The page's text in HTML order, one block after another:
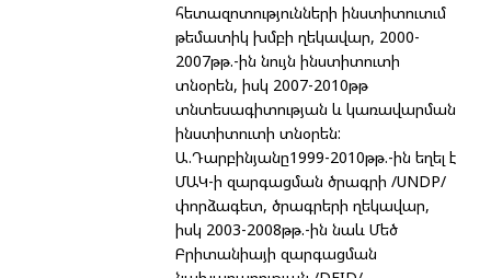
հետազոտությունների ինստիտուտւմ
թեմատիկ խմբի ղեկավար, 2000-
2007թթ.-ին նույն ինստիտուտի
տնօրեն, իսկ 2007-2010թթ
տնտեսագիտության և կառավարման
ինստիտուտի տնօրեն:
Ա.Դարբինյանը1999-2010թթ.-ին եղել է
ՄԱԿ-ի զարգացման ծրագրի /UNDP/
փորձագետ, ծրագրերի ղեկավար,
իսկ 2003-2008թթ.-ին նաև Մեծ
Բրիտանիայի զարգացման